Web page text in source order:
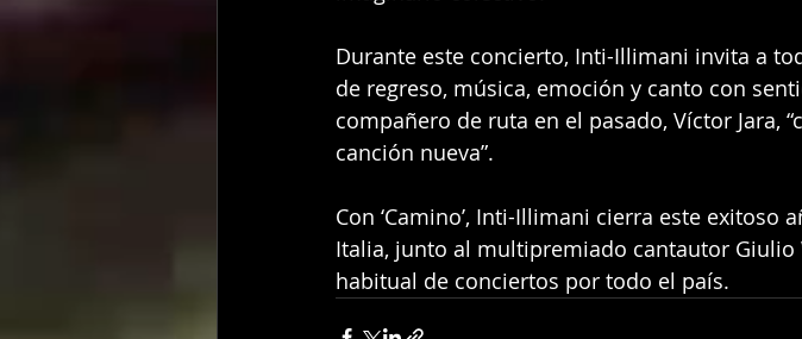
Durante este concierto, Inti-Illimani invita a
de regreso, música, emoción y canto con
compañero de ruta en el pasado, Víctor Jara,
canción nueva”.
Con ‘Camino’, Inti-Illimani cierra este
Italia, junto al multipremiado cantautor
habitual de conciertos por todo el país.